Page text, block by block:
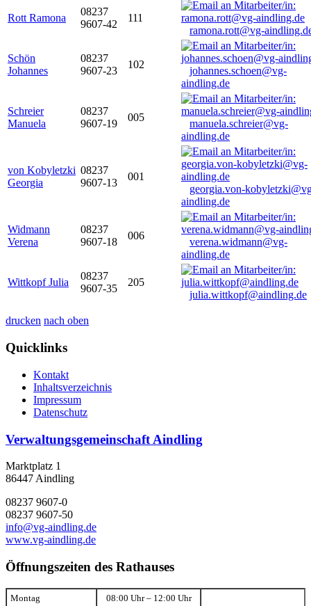
Rott Ramona
08237
9607-42
111
ramona.rott@vg-
Schön
Johannes
08237
9607-23
102
johannes.schoen@vg-
aindling.de
Schreier
Manuela
08237
9607-19
005
manuela.schreier@vg-
aindling.de
von Kobyletzki
Georgia
08237
9607-13
001
georgia.von-
aindling.de
Widmann
Verena
08237
9607-18
006
verena.widmann@vg-
aindling.de
Wittkopf Julia
08237
9607-35
205
julia.wittkopf@aindling.de
drucken nach oben
Quicklinks
Kontakt
Inhaltsverzeichnis
Impressum
Datenschutz
Verwaltungsgemeinschaft Aindling
Marktplatz 1
86447 Aindling
08237 9607-0
08237 9607-50
info@vg-aindling.de
www.vg-aindling.de
Öffnungszeiten des Rathauses
Montag 08:00 Uhr – 12:00 Uhr